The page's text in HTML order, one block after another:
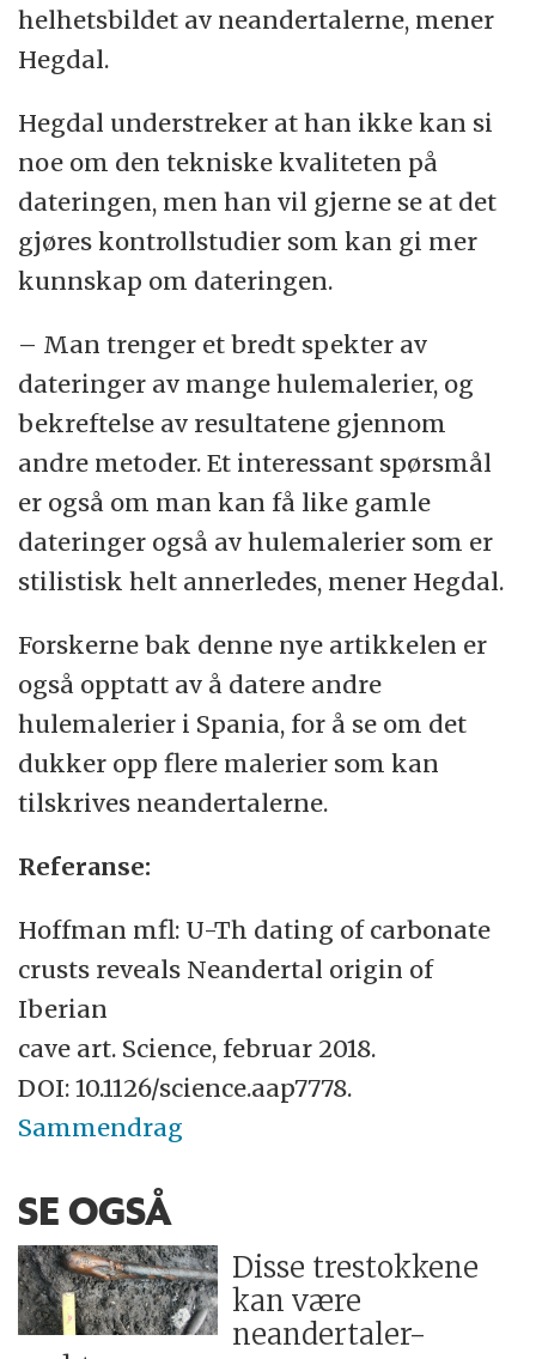
helhetsbildet av neandertalerne, mener
Hegdal.
Hegdal understreker at han ikke kan si
noe om den tekniske kvaliteten på
dateringen, men han vil gjerne se at det
gjøres kontrollstudier som kan gi mer
kunnskap om dateringen.
– Man trenger et bredt spekter av
dateringer av mange hulemalerier, og
bekreftelse av resultatene gjennom
andre metoder. Et interessant spørsmål
er også om man kan få like gamle
dateringer også av hulemalerier som er
stilistisk helt annerledes, mener Hegdal.
Forskerne bak denne nye artikkelen er
også opptatt av å datere andre
hulemalerier i Spania, for å se om det
dukker opp flere malerier som kan
tilskrives neandertalerne.
Referanse:
Hoffman mfl: U-Th dating of carbonate
crusts reveals Neandertal origin of
Iberian
cave art. Science, februar 2018.
DOI: 10.1126/science.aap7778.
Sammendrag
SE OGSÅ
Disse trestokkene
kan være
neandertaler-